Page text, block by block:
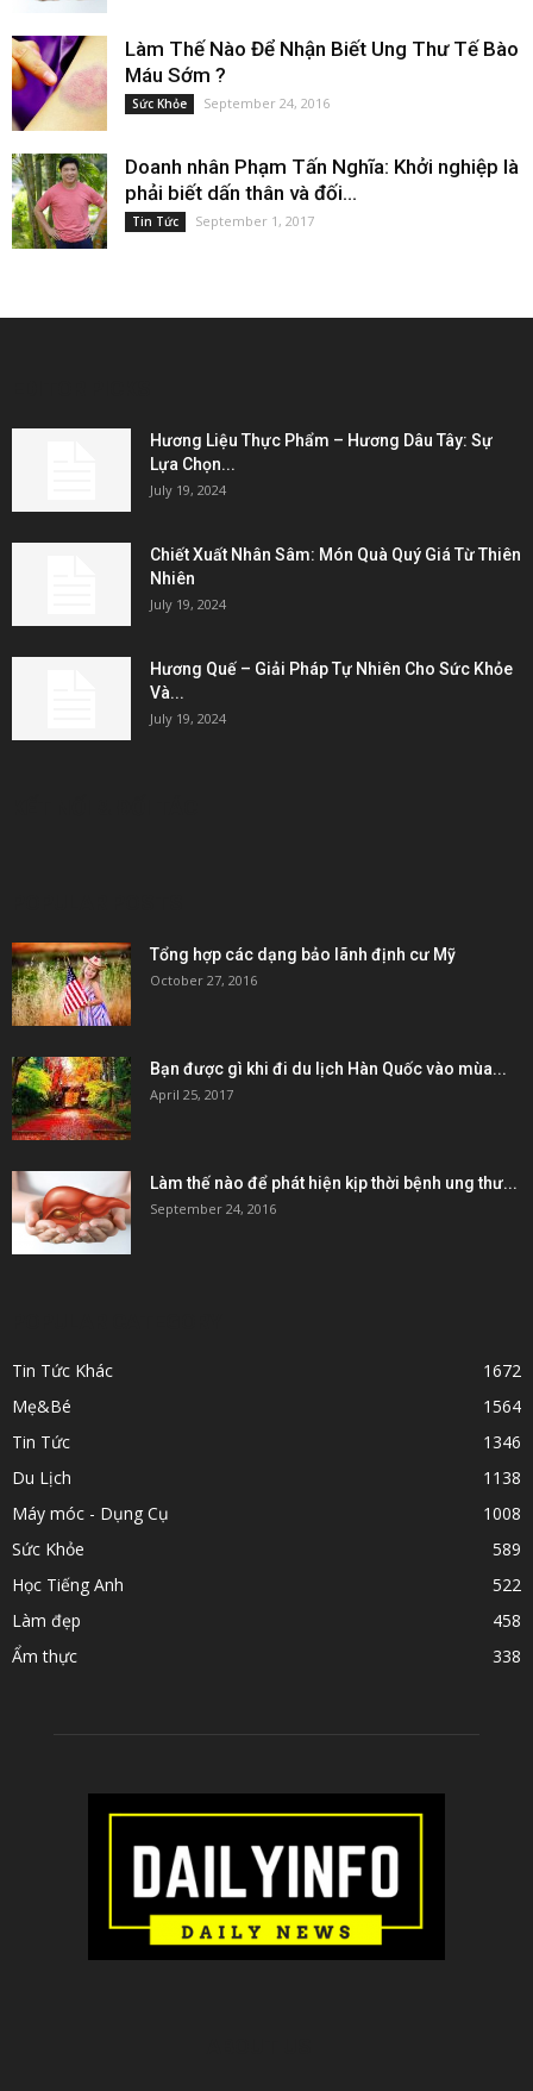
Làm Thế Nào Để Nhận Biết Ung Thư Tế Bào
Máu Sớm ?
Sức Khỏe September 24, 2016
Doanh nhân Phạm Tấn Nghĩa: Khởi nghiệp là
phải biết dấn thân và đối...
Tin Tức September 1, 2017
Hương Liệu Thực Phẩm – Hương Dâu Tây: Sự
Lựa Chọn...
July 19, 2024
Chiết Xuất Nhân Sâm: Món Quà Quý Giá Từ Thiên
Nhiên
July 19, 2024
Hương Quế – Giải Pháp Tự Nhiên Cho Sức Khỏe
Và...
July 19, 2024
Tổng hợp các dạng bảo lãnh định cư Mỹ
October 27, 2016
Bạn được gì khi đi du lịch Hàn Quốc vào mùa...
April 25, 2017
Làm thế nào để phát hiện kịp thời bệnh ung thư...
September 24, 2016
Tin Tức Khác
1672
Mẹ&Bé
1564
Tin Tức
1346
Du Lịch
1138
Máy móc - Dụng Cụ
1008
Sức Khỏe
589
Học Tiếng Anh
522
Làm đẹp
458
Ẩm thực
338